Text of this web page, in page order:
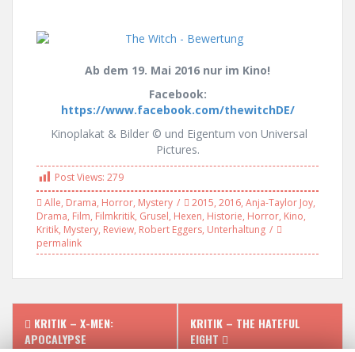
Ab dem 19. Mai 2016 nur im Kino!
Facebook:
https://www.facebook.com/thewitchDE/
Kinoplakat & Bilder © und Eigentum von Universal
Pictures.
Post Views: 279
Alle, Drama, Horror, Mystery 2015, 2016, Anja-Taylor Joy,
Drama, Film, Filmkritik, Grusel, Hexen, Historie, Horror, Kino,
Kritik, Mystery, Review, Robert Eggers, Unterhaltung
permalink
P KRITIK – X-MEN:
APOCALYPSE
KRITIK – THE HATEFUL
EIGHT